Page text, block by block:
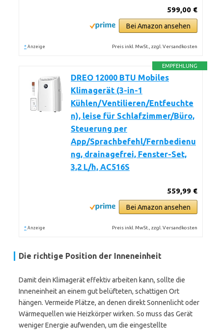
599,00 €
Bei Amazon ansehen
* Anzeige Preis inkl. MwSt., zzgl. Versandkosten
EMPFEHLUNG
DREO 12000 BTU Mobiles
Klimagerät (3-in-1
Kühlen/Ventilieren/Entfeuchte
n), leise für Schlafzimmer/Büro,
Steuerung per
App/Sprachbefehl/Fernbedienu
ng, drainagefrei, Fenster-Set,
3,2 L/h, AC516S
559,99 €
Bei Amazon ansehen
* Anzeige Preis inkl. MwSt., zzgl. Versandkosten
Die richtige Position der Inneneinheit
Damit dein Klimagerät effektiv arbeiten kann, sollte die
Inneneinheit an einem gut belüfteten, schattigen Ort
hängen. Vermeide Plätze, an denen direkt Sonnenlicht oder
Wärmequellen wie Heizkörper wirken. So muss das Gerät
weniger Energie aufwenden, um die eingestellte